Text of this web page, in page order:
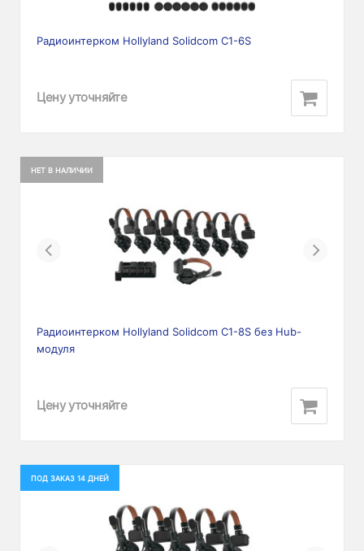
Радиоинтерком Hollyland Solidcom C1-6S
Цену уточняйте
НЕТ В НАЛИЧИИ
Previous Next
Радиоинтерком Hollyland Solidcom C1-8S без Hub-
модуля
Цену уточняйте
ПОД ЗАКАЗ 14 ДНЕЙ